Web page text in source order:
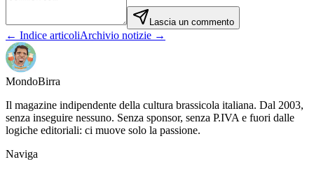
Lascia un commento
← Indice articoliArchivio notizie →
MondoBirra
Il magazine indipendente della cultura brassicola italiana. Dal 2003,
senza inseguire nessuno. Senza sponsor, senza P.IVA e fuori dalle
logiche editoriali: ci muove solo la passione.
Naviga